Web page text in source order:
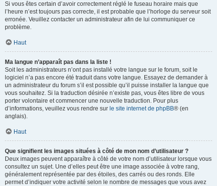
Si vous êtes certain d’avoir correctement réglé le fuseau horaire mais que
l’heure n’est toujours pas correcte, il est probable que l’horloge du serveur soit
erronée. Veuillez contacter un administrateur afin de lui communiquer ce
problème.
Haut
Ma langue n’apparaît pas dans la liste !
Soit les administrateurs n’ont pas installé votre langue sur le forum, soit le
logiciel n’a pas encore été traduit dans votre langue. Essayez de demander à
un administrateur du forum s’il est possible qu’il puisse installer la langue que
vous souhaitez. Si la traduction désirée n’existe pas, vous êtes libre de vous
porter volontaire et commencer une nouvelle traduction. Pour plus
d’informations, veuillez vous rendre sur le site internet de phpBB® (en
anglais).
Haut
Que signifient les images situées à côté de mon nom d’utilisateur ?
Deux images peuvent apparaître à côté de votre nom d’utilisateur lorsque vous
consultez un sujet. Une d’elles peut être une image associée à votre rang,
généralement représentée par des étoiles, des carrés ou des ronds. Elle
permet d’indiquer votre activité selon le nombre de messages que vous avez